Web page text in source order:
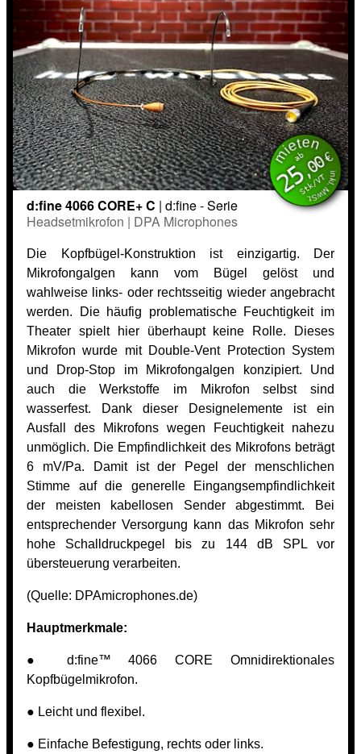
mieten
inkl. MwSt.
ab
25,00€
Stk/VT
d:fine 4066 CORE+ C | d:fine - Serie
Headsetmikrofon | DPA Microphones
Die Kopfbügel-Konstruktion ist einzigartig. Der
Mikrofongalgen kann vom Bügel gelöst und
wahlweise links- oder rechtsseitig wieder angebracht
werden. Die häufig problematische Feuchtigkeit im
Theater spielt hier überhaupt keine Rolle. Dieses
Mikrofon wurde mit Double-Vent Protection System
und Drop-Stop im Mikrofongalgen konzipiert. Und
auch die Werkstoffe im Mikrofon selbst sind
wasserfest. Dank dieser Designelemente ist ein
Ausfall des Mikrofons wegen Feuchtigkeit nahezu
unmöglich. Die Empfindlichkeit des Mikrofons beträgt
6 mV/Pa. Damit ist der Pegel der menschlichen
Stimme auf die generelle Eingangsempfindlichkeit
der meisten kabellosen Sender abgestimmt. Bei
entsprechender Versorgung kann das Mikrofon sehr
hohe Schalldruckpegel bis zu 144 dB SPL vor
übersteuerung verarbeiten.
(Quelle: DPAmicrophones.de)
Hauptmerkmale:
● d:fine™ 4066 CORE Omnidirektionales
Kopfbügelmikrofon.
● Leicht und flexibel.
● Einfache Befestigung, rechts oder links.